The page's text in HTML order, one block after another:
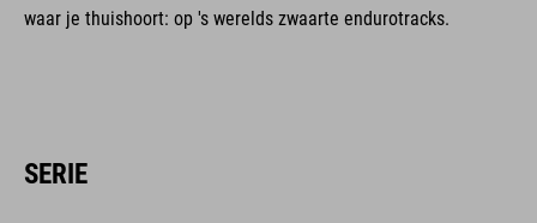
waar je thuishoort: op 's werelds zwaarte endurotracks.
SERIE